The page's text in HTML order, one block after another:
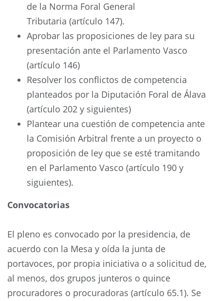
de la Norma Foral General
Tributaria (artículo 147).
Aprobar las proposiciones de ley para su
presentación ante el Parlamento Vasco
(artículo 146)
Resolver los conflictos de competencia
planteados por la Diputación Foral de Álava
(artículo 202 y siguientes)
Plantear una cuestión de competencia ante
la Comisión Arbitral frente a un proyecto o
proposición de ley que se esté tramitando
en el Parlamento Vasco (artículo 190 y
siguientes).
Convocatorias
El pleno es convocado por la presidencia, de
acuerdo con la Mesa y oída la junta de
portavoces, por propia iniciativa o a solicitud de,
al menos, dos grupos junteros o quince
procuradores o procuradoras (artículo 65.1). Se